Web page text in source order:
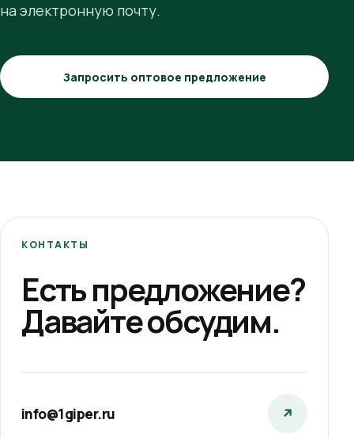
на электронную почту.
Запросить оптовое предложение
КОНТАКТЫ
Есть предложение?
Давайте обсудим.
info@1giper.ru ↗